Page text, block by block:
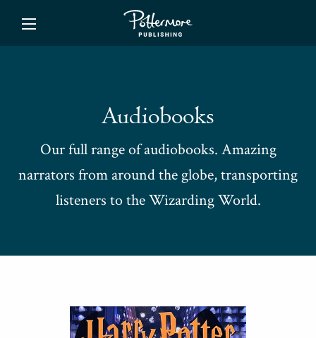
Audiobooks
Our full range of audiobooks. Amazing
narrators from around the globe, transporting
listeners to the Wizarding World.